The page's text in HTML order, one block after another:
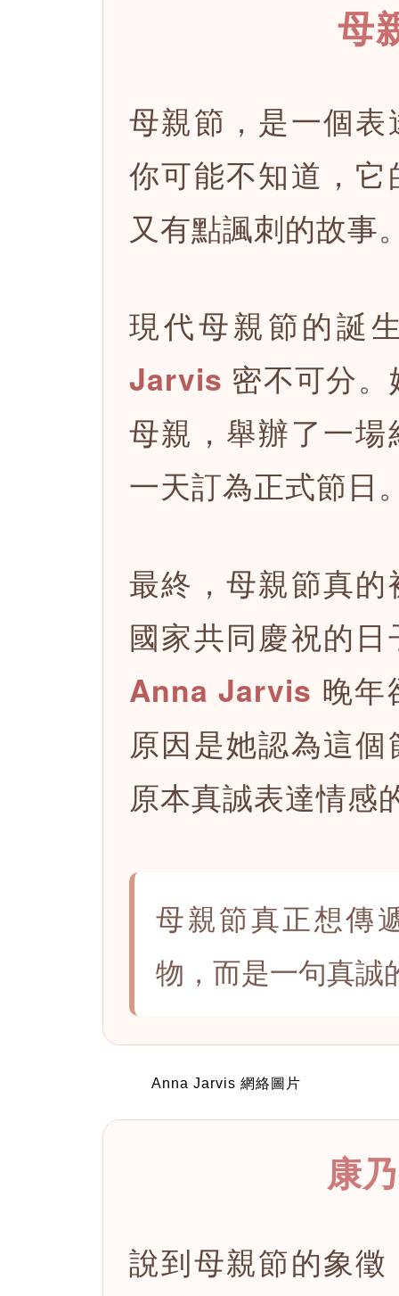
母
母親節，是一個
你可能不知道，
又有點諷刺的故事
現代母親節的誕
Jarvis 密不可分
母親，舉辦了一
一天訂為正式節日
最終，母親節真
國家共同慶祝的
Anna Jarvis 晚年
原因是她認為這
原本真誠表達情感
母親節真正想傳
物，而是一句真誠
Anna Jarvis 網絡圖片
康
說到母親節的象